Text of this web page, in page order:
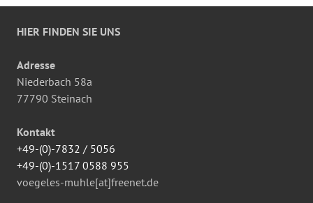
HIER FINDEN SIE UNS
Adresse
Niederbach 58a
77790 Steinach
Kontakt
+49-(0)-7832 / 5056
+49-(0)-1517 0588 955
voegeles-muhle[at]freenet.de